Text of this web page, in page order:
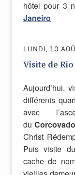
hôtel pour 3
Janeiro
LUNDI, 10
Visite de
Aujourd’hui,
différents
avec
du Corcovado
Christ
Puis visite
cache de